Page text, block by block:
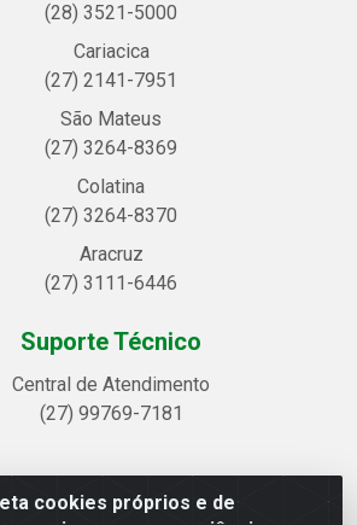
cookies próprios e de
(28) 3521-5000
Cariacica
(27) 2141-7951
São Mateus
(27) 3264-8369
Colatina
(27) 3264-8370
Aracruz
(27) 3111-6446
Suporte Técnico
Central de Atendimento
(27) 99769-7181
LTDA - Avenida Alegre, 2521 -